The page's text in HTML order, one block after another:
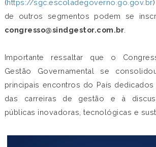
(https://sgc.escoladegoverno.go.gov.br
de outros segmentos podem se
congresso@sindgestor.com.br
Importante ressaltar que o
Gestão Governamental se
principais encontros do País
das carreiras de gestão e à
públicas inovadoras, tecnológicas e